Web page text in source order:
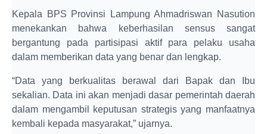
Kepala BPS Provinsi Lampung Ahmadriswan Nasution
menekankan bahwa keberhasilan sensus sangat
bergantung pada partisipasi aktif para pelaku usaha
dalam memberikan data yang benar dan lengkap.
“Data yang berkualitas berawal dari Bapak dan Ibu
sekalian. Data ini akan menjadi dasar pemerintah daerah
dalam mengambil keputusan strategis yang manfaatnya
kembali kepada masyarakat,” ujarnya.